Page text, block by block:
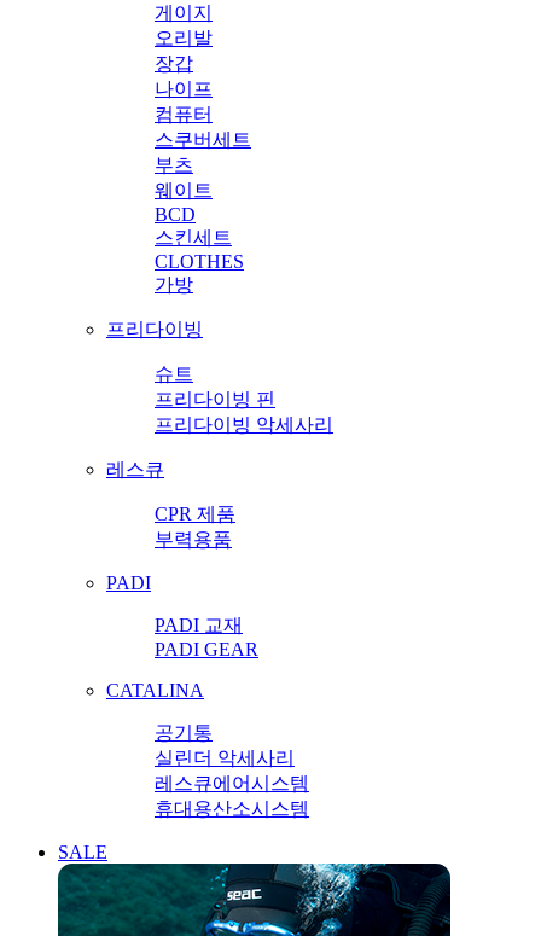
게이지
오리발
장갑
나이프
컴퓨터
스쿠버세트
부츠
웨이트
BCD
스킨세트
CLOTHES
가방
프리다이빙
슈트
프리다이빙 핀
프리다이빙 악세사리
레스큐
CPR 제품
부력용품
PADI
PADI 교재
PADI GEAR
CATALINA
공기통
실린더 악세사리
레스큐에어시스템
휴대용산소시스템
SALE